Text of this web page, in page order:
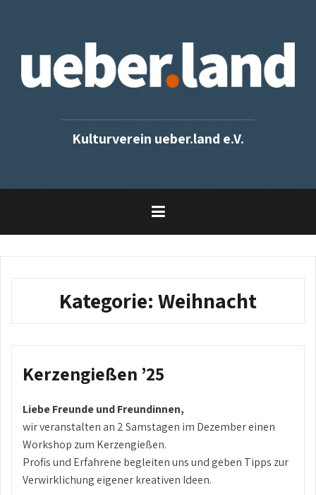
Kulturverein ueber.land e.V.
Kategorie: Weihnacht
Kerzengießen ’25
Liebe Freunde und Freundinnen,
wir veranstalten an 2 Samstagen im Dezember einen
Workshop zum Kerzengießen.
Profis und Erfahrene begleiten uns und geben Tipps zur
Verwirklichung eigener kreativen Ideen.